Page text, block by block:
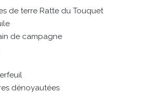
de terre Ratte du Touquet
de campagne
dénoyautées